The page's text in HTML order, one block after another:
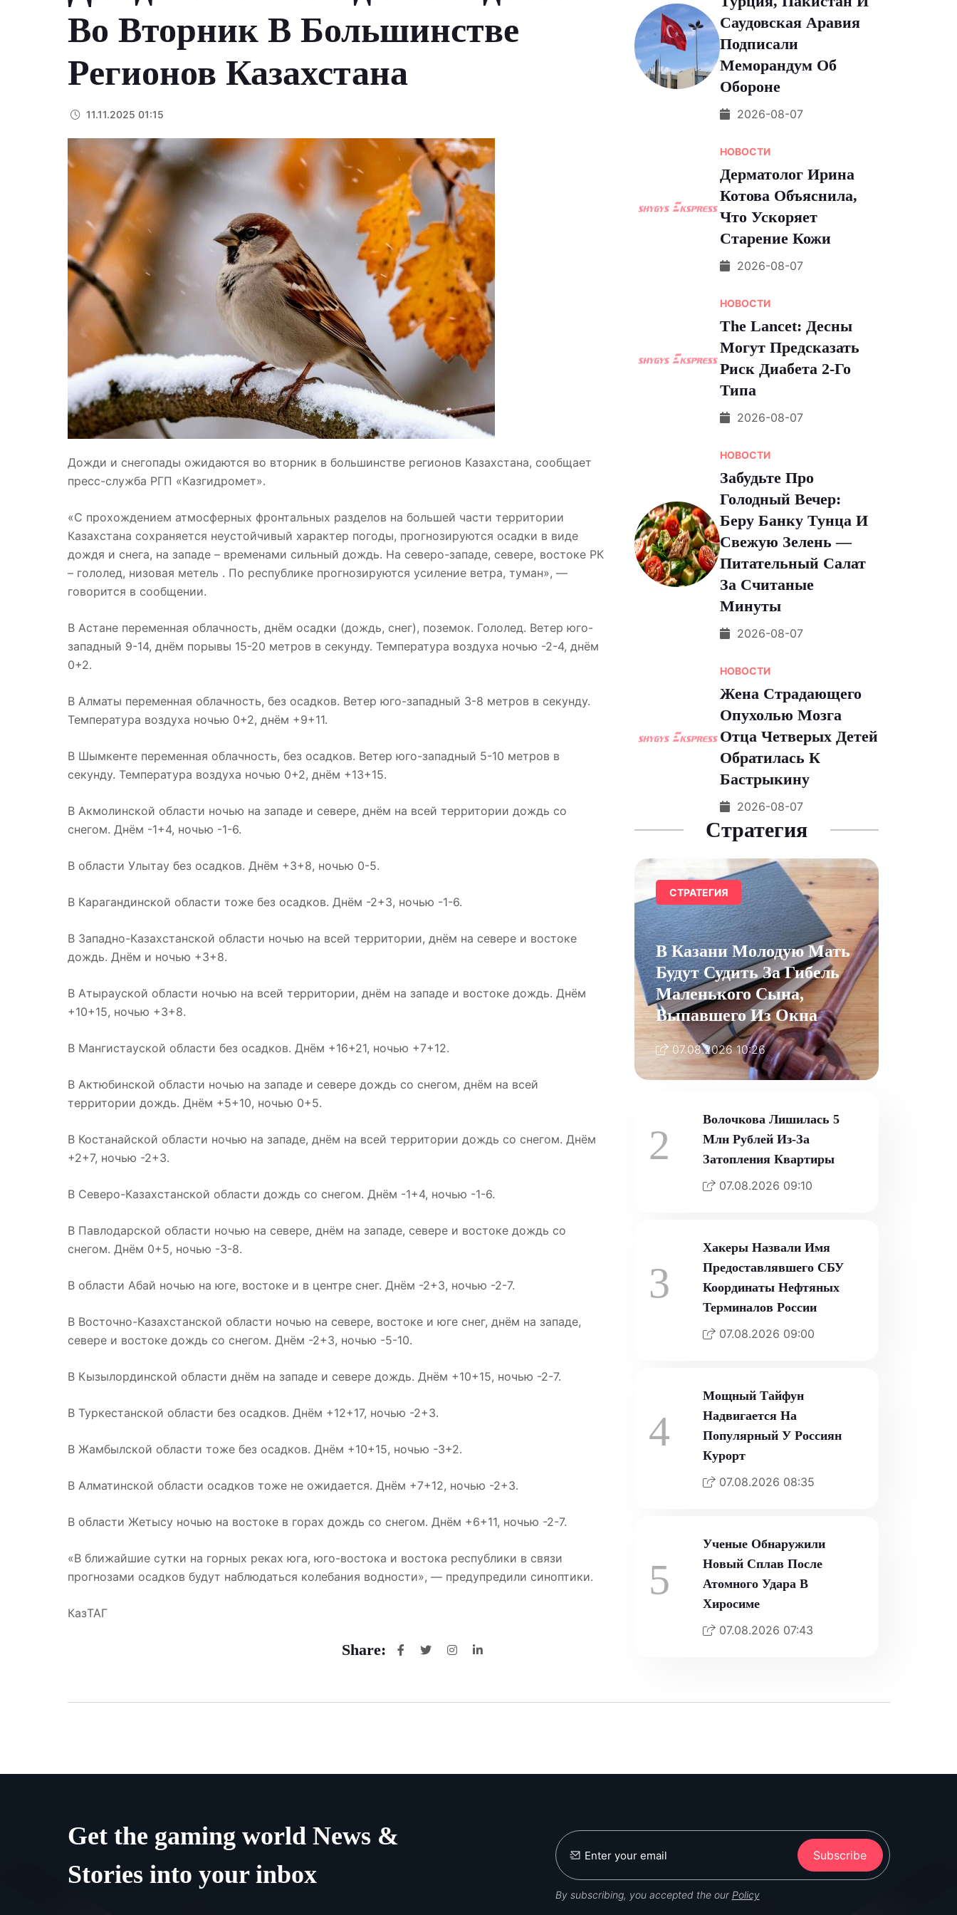
Во Вторник В Большинстве
Регионов Казахстана
11.11.2025 01:15
Дожди и снегопады ожидаются во вторник в большинстве регионов Казахстана, сообщает
пресс-служба РГП «Казгидромет».
«С прохождением атмосферных фронтальных разделов на большей части территории
Казахстана сохраняется неустойчивый характер погоды, прогнозируются осадки в виде
дождя и снега, на западе – временами сильный дождь. На северо-западе, севере, востоке РК
– гололед, низовая метель . По республике прогнозируются усиление ветра, туман», —
говорится в сообщении.
В Астане переменная облачность, днём осадки (дождь, снег), поземок. Гололед. Ветер юго-
западный 9-14, днём порывы 15-20 метров в секунду. Температура воздуха ночью -2-4, днём
0+2.
В Алматы переменная облачность, без осадков. Ветер юго-западный 3-8 метров в секунду.
Температура воздуха ночью 0+2, днём +9+11.
В Шымкенте переменная облачность, без осадков. Ветер юго-западный 5-10 метров в
секунду. Температура воздуха ночью 0+2, днём +13+15.
В Акмолинской области ночью на западе и севере, днём на всей территории дождь со
снегом. Днём -1+4, ночью -1-6.
В области Улытау без осадков. Днём +3+8, ночью 0-5.
В Карагандинской области тоже без осадков. Днём -2+3, ночью -1-6.
В Западно-Казахстанской области ночью на всей территории, днём на севере и востоке
дождь. Днём и ночью +3+8.
В Атырауской области ночью на всей территории, днём на западе и востоке дождь. Днём
+10+15, ночью +3+8.
В Мангистауской области без осадков. Днём +16+21, ночью +7+12.
В Актюбинской области ночью на западе и севере дождь со снегом, днём на всей
территории дождь. Днём +5+10, ночью 0+5.
В Костанайской области ночью на западе, днём на всей территории дождь со снегом. Днём
+2+7, ночью -2+3.
В Северо-Казахстанской области дождь со снегом. Днём -1+4, ночью -1-6.
В Павлодарской области ночью на севере, днём на западе, севере и востоке дождь со
снегом. Днём 0+5, ночью -3-8.
В области Абай ночью на юге, востоке и в центре снег. Днём -2+3, ночью -2-7.
В Восточно-Казахстанской области ночью на севере, востоке и юге снег, днём на западе,
севере и востоке дождь со снегом. Днём -2+3, ночью -5-10.
В Кызылординской области днём на западе и севере дождь. Днём +10+15, ночью -2-7.
В Туркестанской области без осадков. Днём +12+17, ночью -2+3.
В Жамбылской области тоже без осадков. Днём +10+15, ночью -3+2.
В Алматинской области осадков тоже не ожидается. Днём +7+12, ночью -2+3.
В области Жетысу ночью на востоке в горах дождь со снегом. Днём +6+11, ночью -2-7.
«В ближайшие сутки на горных реках юга, юго-востока и востока республики в связи
прогнозами осадков будут наблюдаться колебания водности», — предупредили синоптики.
КазТАГ
Share:
Саудовская Аравия
Подписали
Меморандум Об
Обороне
2026-08-07
НОВОСТИ
Дерматолог Ирина
Котова Объяснила,
Что Ускоряет
Старение Кожи
2026-08-07
НОВОСТИ
The Lancet: Десны
Могут Предсказать
Риск Диабета 2-Го
Типа
2026-08-07
НОВОСТИ
Забудьте Про
Голодный Вечер:
Беру Банку Тунца И
Свежую Зелень —
Питательный Салат
За Считаные
Минуты
2026-08-07
НОВОСТИ
Жена Страдающего
Опухолью Мозга
Отца Четверых Детей
Обратилась К
Бастрыкину
2026-08-07
Стратегия
СТРАТЕГИЯ
В Казани Молодую Мать
Будут Судить За Гибель
Маленького Сына,
Выпавшего Из Окна
07.08.2026 10:26
2
Волочкова Лишилась 5
Млн Рублей Из-За
Затопления Квартиры
07.08.2026 09:10
3
Хакеры Назвали Имя
Предоставлявшего СБУ
Координаты Нефтяных
Терминалов России
07.08.2026 09:00
4
Мощный Тайфун
Надвигается На
Популярный У Россиян
Курорт
07.08.2026 08:35
5
Ученые Обнаружили
Новый Сплав После
Атомного Удара В
Хиросиме
07.08.2026 07:43
Get the gaming world News &
Stories into your inbox
Subscribe
By subscribing, you accepted the our Policy